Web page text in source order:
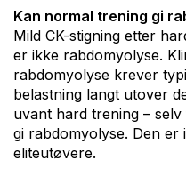
Kan normal trening gi
Mild CK-stigning etter
er ikke rabdomyolyse.
rabdomyolyse krever
belastning langt utover
uvant hard trening –
gi rabdomyolyse. Den
eliteutøvere.